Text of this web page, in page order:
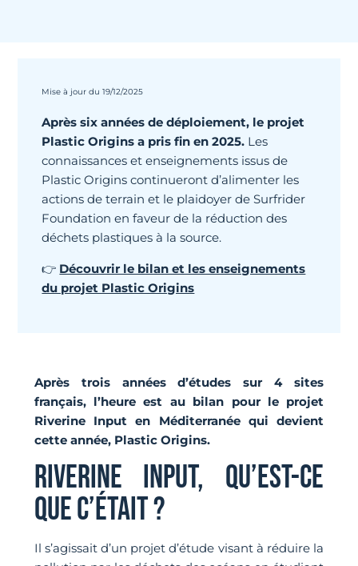
Mise à jour du 19/12/2025
Après six années de déploiement, le projet
Plastic Origins a pris fin en 2025. Les
connaissances et enseignements issus de
Plastic Origins continueront d’alimenter les
actions de terrain et le plaidoyer de Surfrider
Foundation en faveur de la réduction des
déchets plastiques à la source.
👉 Découvrir le bilan et les enseignements
du projet Plastic Origins
Après trois années d’études sur 4 sites
français, l’heure est au bilan pour le projet
Riverine Input en Méditerranée qui devient
cette année, Plastic Origins.
RIVERINE INPUT, QU’EST-CE
QUE C’ÉTAIT ?
Il s’agissait d’un projet d’étude visant à réduire la